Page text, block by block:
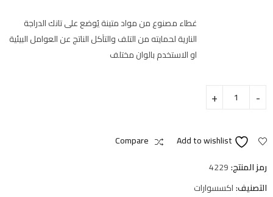
غطاء مصنوع من مواد متينة يُوضع على تانك الدراجة
النارية لحمايته من التلف والتآكل الناتج عن العوامل البيئية
او الاستخدم بالوان مختلف
Add to wishlist
Compare
رمز المنتج:4229
التصنيف:اكسسوارات